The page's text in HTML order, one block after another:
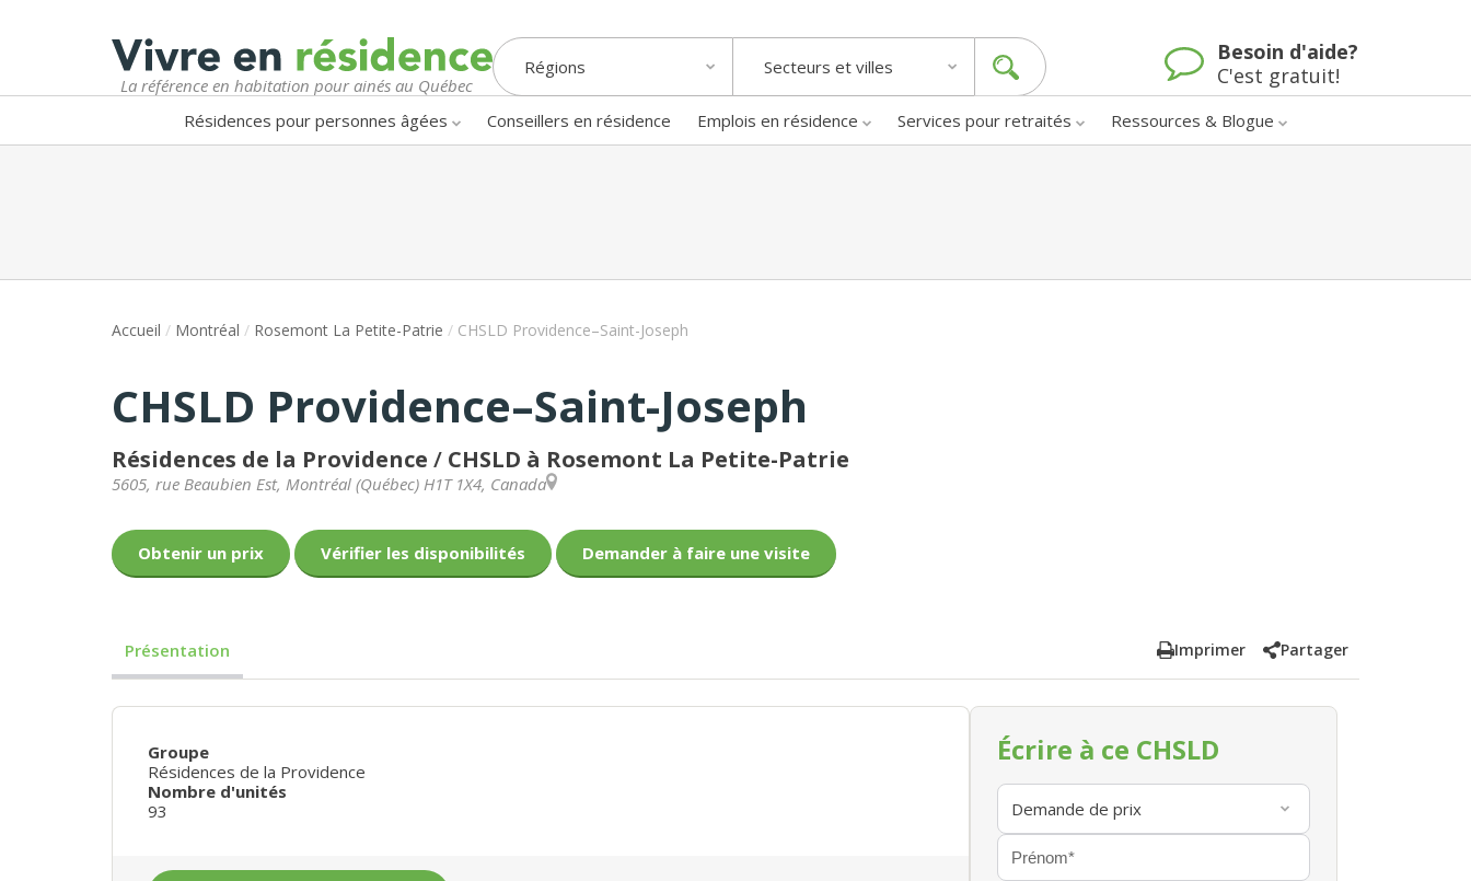
La référence en habitation pour ainés au Québec
Régions Secteurs et villes
Besoin d'aide?
C'est gratuit!
Résidences pour personnes âgées Conseillers en résidence Emplois en résidence Services pour retraités Ressources & Blogue
Accueil / Montréal / Rosemont La Petite-Patrie / CHSLD Providence–Saint-Joseph
CHSLD Providence–Saint-Joseph
Résidences de la Providence / CHSLD à Rosemont La Petite-Patrie
5605, rue Beaubien Est, Montréal (Québec) H1T 1X4, Canada
Obtenir un prix Vérifier les disponibilités Demander à faire une visite
Présentation Imprimer Partager
Groupe
Résidences de la Providence
Nombre d'unités
93
Écrire à ce CHSLD